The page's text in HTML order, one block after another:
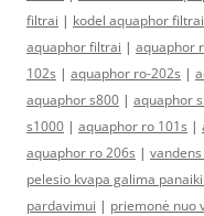
filtrai | kodel aquaphor filtrai
aquaphor filtrai | aquaphor
102s | aquaphor ro-202s |
aquaphor s800 | aquaphor
s1000 | aquaphor ro 101s |
aquaphor ro 206s |
pelesio kvapa galima
pardavimui | priemonė nuo